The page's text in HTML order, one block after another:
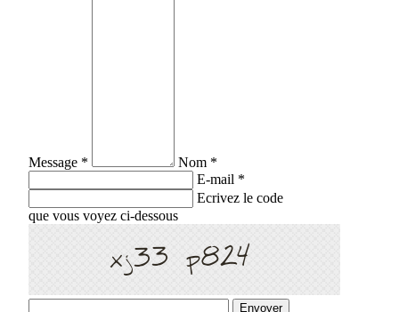
Message *
Nom *
E-mail *
Ecrivez le code
que vous voyez ci-dessous